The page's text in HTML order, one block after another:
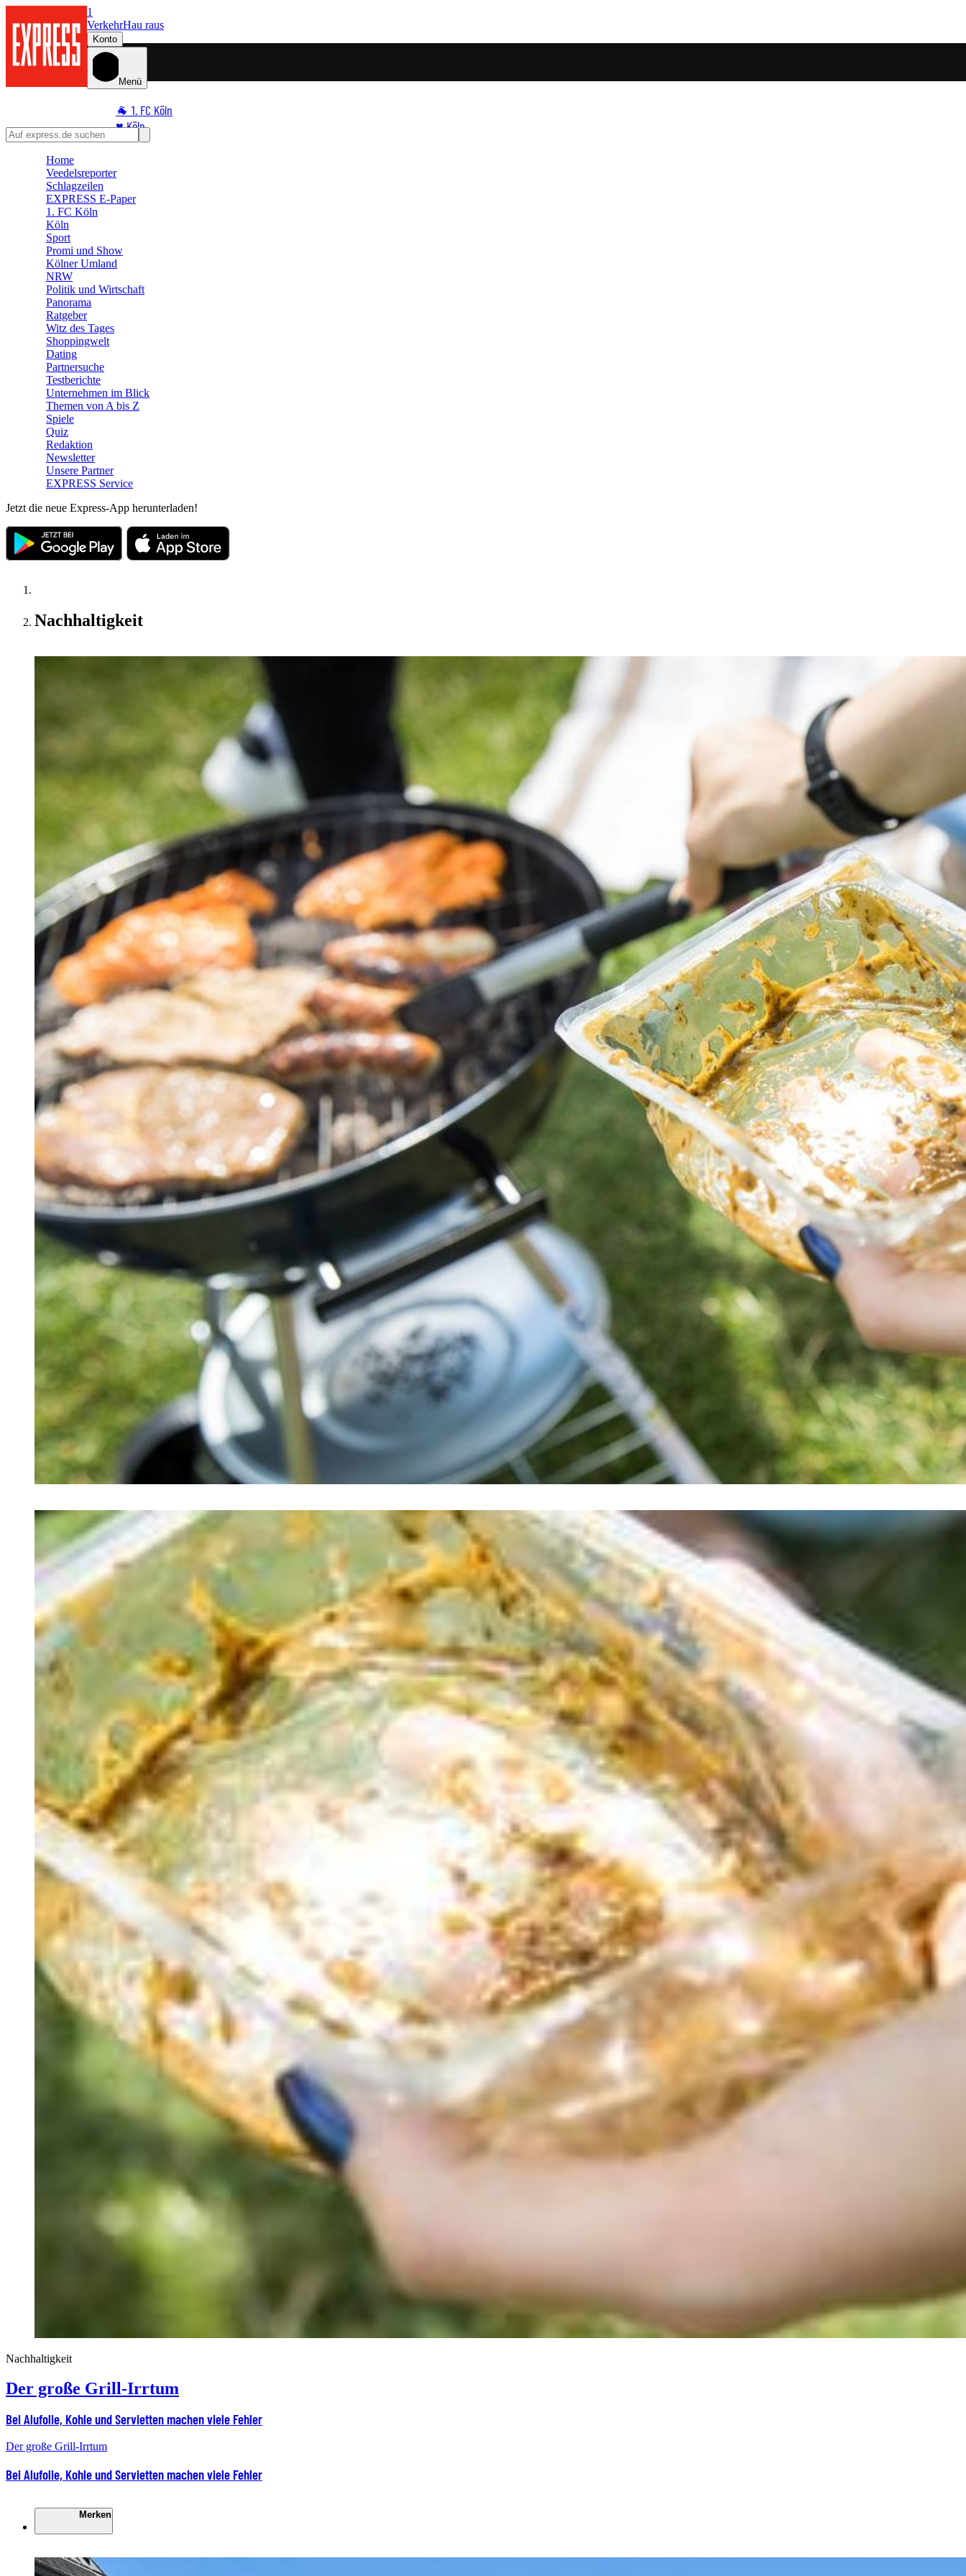
1
VerkehrHau raus
Konto
Menü
🐐 1. FC Köln
♥️ Köln
⭐ Promi
🧩 Spiele
Home
Veedelsreporter
Schlagzeilen
EXPRESS E-Paper
1. FC Köln
Köln
Sport
Promi und Show
Kölner Umland
NRW
Politik und Wirtschaft
Panorama
Ratgeber
Witz des Tages
Shoppingwelt
Dating
Partnersuche
Testberichte
Unternehmen im Blick
Themen von A bis Z
Spiele
Quiz
Redaktion
Newsletter
Unsere Partner
EXPRESS Service
Jetzt die neue Express-App herunterladen!
Nachhaltigkeit
Nachhaltigkeit
Der große Grill-Irrtum
Bei Alufolie, Kohle und Servietten machen viele Fehler
Der große Grill-Irrtum
Bei Alufolie, Kohle und Servietten machen viele Fehler
Merken